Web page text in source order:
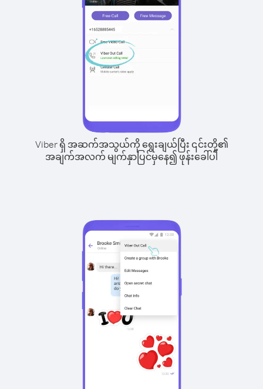
Viber ရှိ အဆက်အသွယ်ကို ရွေးချယ်ပြီး ၎င်းတို့၏
အချက်အလက် မျက်နှာပြင်မှနေ၍ ဖုန်းခေါ်ပါ